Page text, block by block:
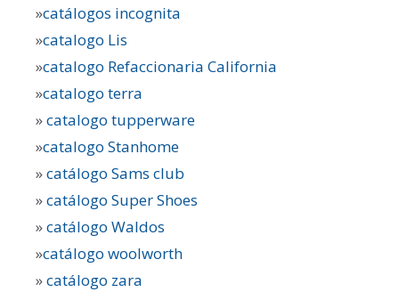
»catálogos incognita
»catalogo Lis
»catalogo Refaccionaria California
»catalogo terra
»catalogo tupperware
»catalogo Stanhome
»catálogo Sams club
»catálogo Super Shoes
»catálogo Waldos
»catálogo woolworth
»catálogo zara